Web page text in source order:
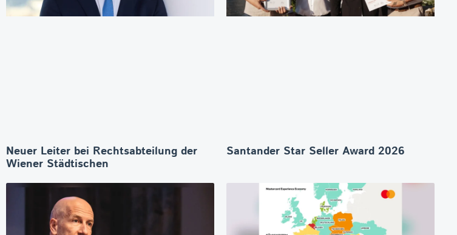
Neuer Leiter bei Rechtsabteilung der
Wiener Städtischen
Santander Star Seller Award 2026